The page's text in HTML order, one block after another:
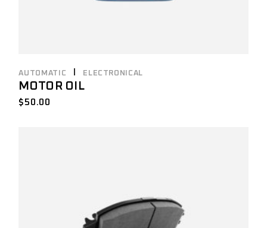
AUTOMATIC ELECTRONICAL
MOTOR OIL
$ 50.00